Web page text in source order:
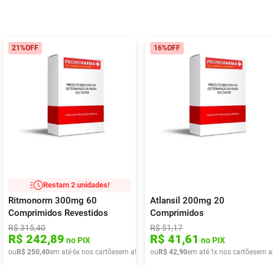
21%OFF
Restam 2 unidades!
Ritmonorm 300mg 60
Comprimidos Revestidos
R$315,40
R$ 242,89 no PIX
ou R$ 250,40em até6x nos cartõesem até x de R$ 41,73
16%OFF
Atlansil 200mg 20
Comprimidos
R$51,17
R$ 41,61 no PIX
ou R$ 42,90em até 1x nos cartõesem